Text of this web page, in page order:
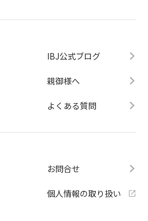
IBJ公式ブログ
親御様へ
よくある質問
お問合せ
個人情報の取り扱い